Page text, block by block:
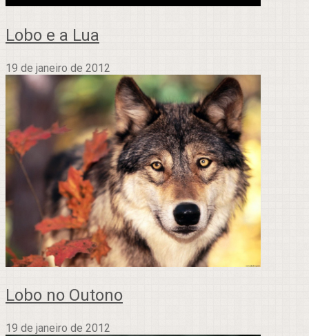
Lobo e a Lua
19 de janeiro de 2012
Lobo no Outono
19 de janeiro de 2012